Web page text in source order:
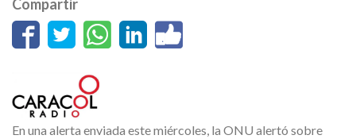
Compartir
En una alerta enviada este miércoles, la ONU alertó sobre